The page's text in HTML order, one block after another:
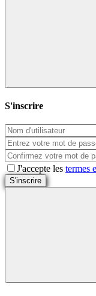
S'inscrire
J'accepte les termes
S'inscrire